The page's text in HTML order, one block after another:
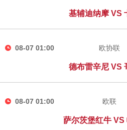
基辅迪纳摩 VS
08-07 01:00 欧协联
德布雷辛尼 VS
08-07 01:00 欧联
萨尔茨堡红牛 VS